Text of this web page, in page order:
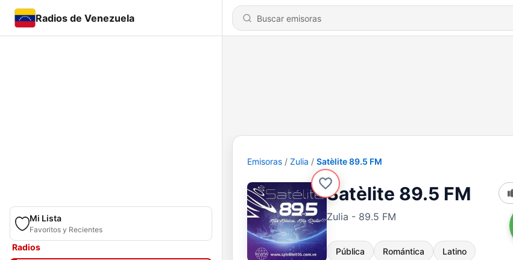
Radios de Venezuela
Mi Lista
Favoritos y Recientes
Radios
Emisoras Zulia Satèlite 89.5 FM
Satèlite 89.5 FM
Zulia - 89.5 FM
Pública Romántica Latino